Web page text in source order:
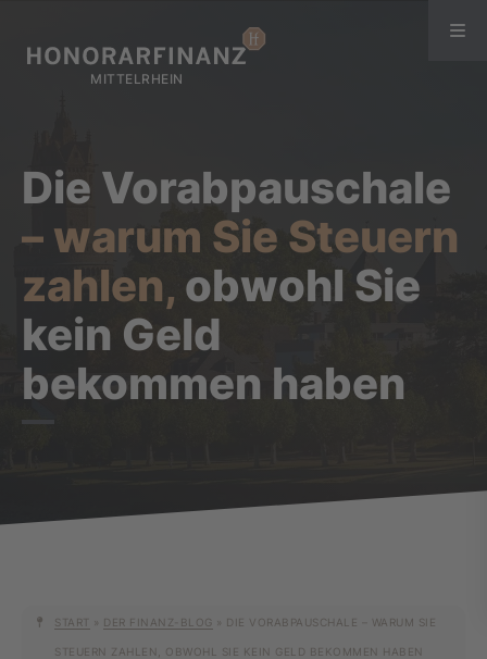
Die Vorabpauschale
– warum Sie Steuern
zahlen, obwohl Sie
kein Geld
bekommen haben
START » DER FINANZ-BLOG » DIE VORABPAUSCHALE – WARUM SIE
STEUERN ZAHLEN, OBWOHL SIE KEIN GELD BEKOMMEN HABEN